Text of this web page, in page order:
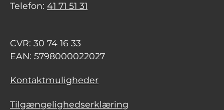
Telefon: 41 71 51 31
CVR: 30 74 16 33
EAN: 5798000022027
Kontaktmuligheder
Tilgængelighedserklæring